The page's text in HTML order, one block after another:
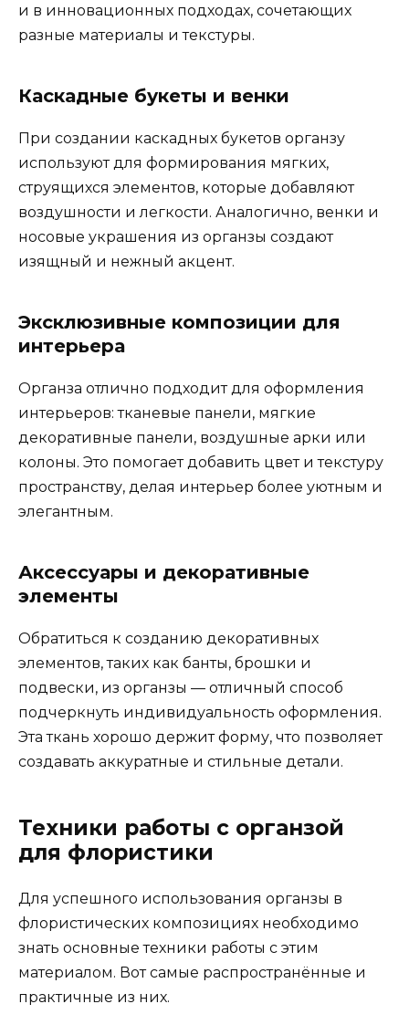
и в инновационных подходах, сочетающих
разные материалы и текстуры.
Каскадные букеты и венки
При создании каскадных букетов органзу
используют для формирования мягких,
струящихся элементов, которые добавляют
воздушности и легкости. Аналогично, венки и
носовые украшения из органзы создают
изящный и нежный акцент.
Эксклюзивные композиции для
интерьера
Органза отлично подходит для оформления
интерьеров: тканевые панели, мягкие
декоративные панели, воздушные арки или
колоны. Это помогает добавить цвет и текстуру
пространству, делая интерьер более уютным и
элегантным.
Аксессуары и декоративные
элементы
Обратиться к созданию декоративных
элементов, таких как банты, брошки и
подвески, из органзы — отличный способ
подчеркнуть индивидуальность оформления.
Эта ткань хорошо держит форму, что позволяет
создавать аккуратные и стильные детали.
Техники работы с органзой
для флористики
Для успешного использования органзы в
флористических композициях необходимо
знать основные техники работы с этим
материалом. Вот самые распространённые и
практичные из них.